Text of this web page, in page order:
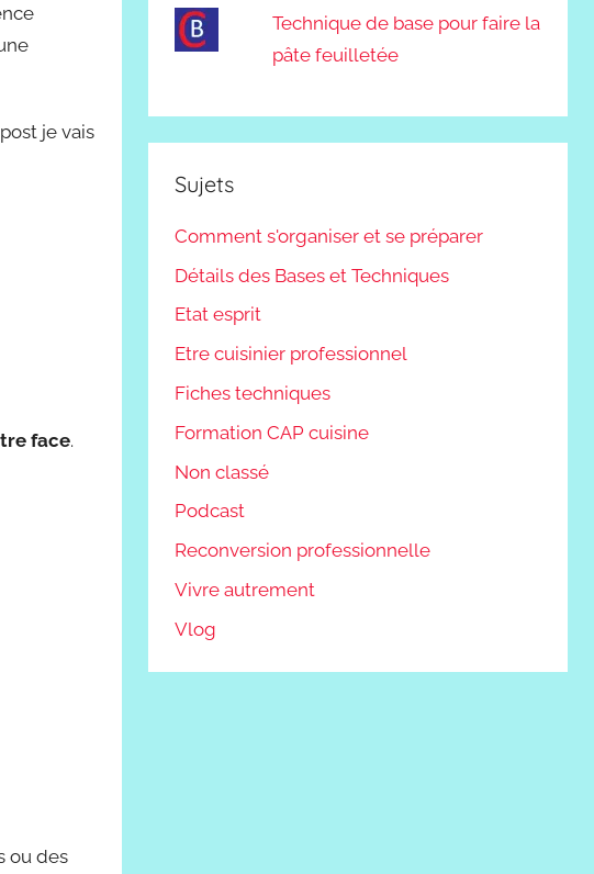
je vais
face.
ou des
Technique de base pour faire la
pâte feuilletée
Sujets
Comment s'organiser et se préparer
Détails des Bases et Techniques
Etat esprit
Etre cuisinier professionnel
Fiches techniques
Formation CAP cuisine
Non classé
Podcast
Reconversion professionnelle
Vivre autrement
Vlog